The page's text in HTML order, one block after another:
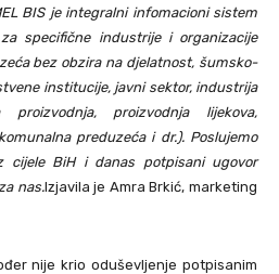
BIS je integralni infomacioni sistem
specifične industrije i organizacije
bez obzira na djelatnost, šumsko-
institucije, javni sektor, industrija
proizvodnja, proizvodnja lijekova,
preduzeća i dr.). Poslujemo
cijele BiH i danas potpisani ugovor
nas.Izjavila je Amra Brkić, marketing
nije krio oduševljenje potpisanim